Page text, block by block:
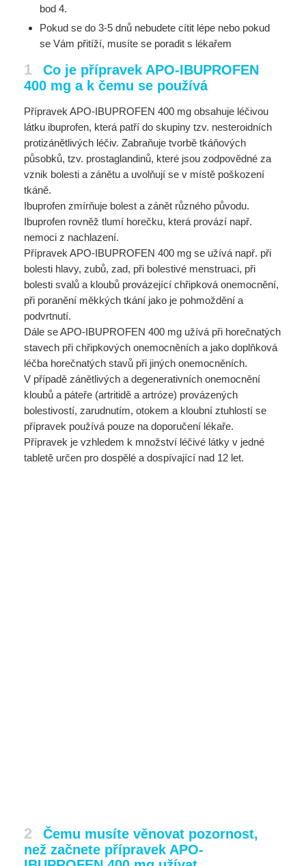
bod 4.
Pokud se do 3-5 dnů nebudete cítit lépe nebo pokud
se Vám přitíží, musíte se poradit s lékařem
1
Co je přípravek APO-IBUPROFEN
400 mg a k čemu se používá
Přípravek APO-IBUPROFEN 400 mg obsahuje léčivou
látku ibuprofen, která patří do skupiny tzv. nesteroidních
protizánětlivých léčiv. Zabraňuje tvorbě tkáňových
působků, tzv. prostaglandinů, které jsou zodpovědné za
vznik bolesti a zánětu a uvolňují se v místě poškození
tkáně.
Ibuprofen zmírňuje bolest a zánět různého původu.
Ibuprofen rovněž tlumí horečku, která provází např.
nemoci z nachlazení.
Přípravek APO-IBUPROFEN 400 mg se užívá např. při
bolesti hlavy, zubů, zad, při bolestivé menstruaci, při
bolesti svalů a kloubů provázející chřipková onemocnění,
při poranění měkkých tkání jako je pohmoždění a
podvrtnutí.
Dále se APO-IBUPROFEN 400 mg užívá při horečnatých
stavech při chřipkových onemocněních a jako doplňková
léčba horečnatých stavů při jiných onemocněních.
V případě zánětlivých a degenerativních onemocnění
kloubů a páteře (artritidě a artróze) provázených
bolestivostí, zarudnutím, otokem a kloubní ztuhlostí se
přípravek používá pouze na doporučení lékaře.
Přípravek je vzhledem k množství léčivé látky v jedné
tabletě určen pro dospělé a dospívající nad 12 let.
2
Čemu musíte věnovat pozornost,
než začnete přípravek APO-